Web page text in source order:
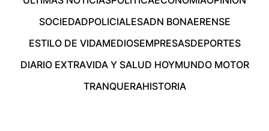
SOCIEDADPOLICIALESADN BONAERENSE
ESTILO DE VIDAMEDIOSEMPRESASDEPORTES
DIARIO EXTRAVIDA Y SALUD HOYMUNDO MOTOR
TRANQUERAHISTORIA